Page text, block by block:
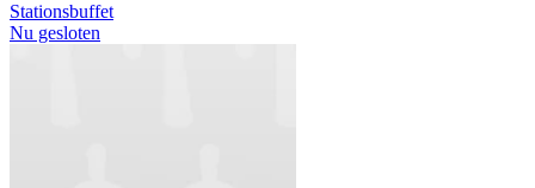
Stationsbuffet
Nu gesloten